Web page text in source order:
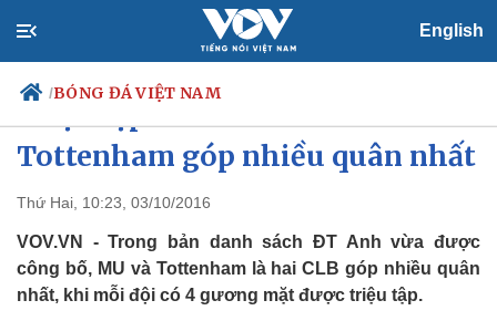
English
/BÓNG ĐÁ VIỆT NAM
Chính trị
Đảng
Tổ chức nhân sự
Quốc hội
Nhận diện sự thật
Tin 24h
Dự báo thời tiết
Giáo dục
Dấu ấn VOV
Tottenham góp nhiều quân nhất
Thứ Hai, 10:23, 03/10/2016
VOV.VN - Trong bản danh sách ĐT Anh vừa được
công bố, MU và Tottenham là hai CLB góp nhiều quân
nhất, khi mỗi đội có 4 gương mặt được triệu tập.